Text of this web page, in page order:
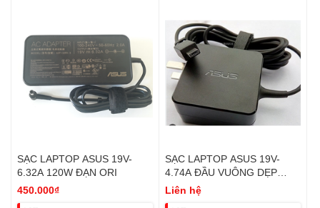
SẠC LAPTOP ASUS 19V-
6.32A 120W ĐẠN ORI
450.000₫
SẠC LAPTOP ASUS 19V-
4.74A ĐẦU VUÔNG DẸP
ORIGIN
Liên hệ